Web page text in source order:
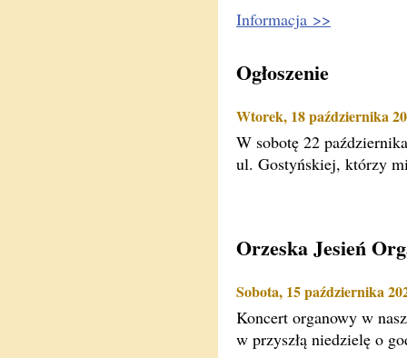
Informacja >>
Ogłoszenie
Wtorek, 18 października
W sobotę 22
ul. Gostyńskiej, którzy
Orzeska Jesień
Sobota, 15 października
Koncert organowy w
w przyszłą niedzielę o